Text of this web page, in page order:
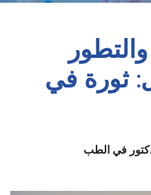
ثورة في
في الطب